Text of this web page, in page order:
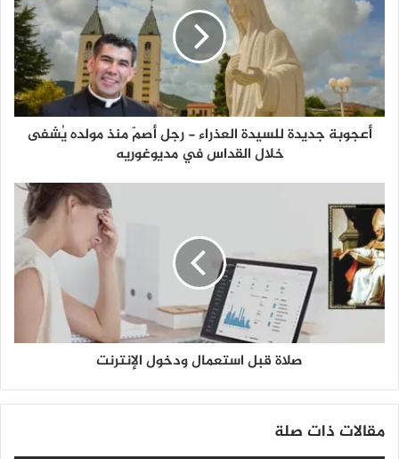
أعجوبة جديدة للسيدة العذراء - رجل أصمّ منذ مولده يُشفى
خلال القداس في مديوغوريه
صلاة قبل استعمال ودخول الإنترنت
مقالات ذات صلة